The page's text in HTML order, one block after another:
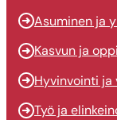
Asuminen ja
Kasvun ja
Hyvinvointi
Työ ja